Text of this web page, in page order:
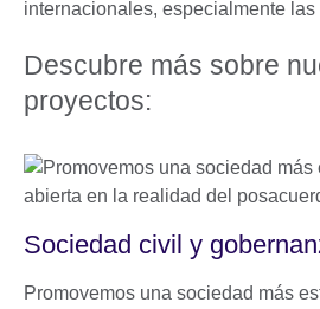
internacionales, especialmente
Descubre más sobre
proyectos:
Sociedad civil y
Promovemos una sociedad más